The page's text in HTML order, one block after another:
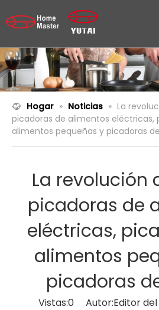
Hogar » Noticias » La
picadoras de alimentos eléctricas,
alimentos pequeñas y picadoras
La revolución
picadoras de
eléctricas,
alimentos
picadoras
Vistas:0 Autor:Editor